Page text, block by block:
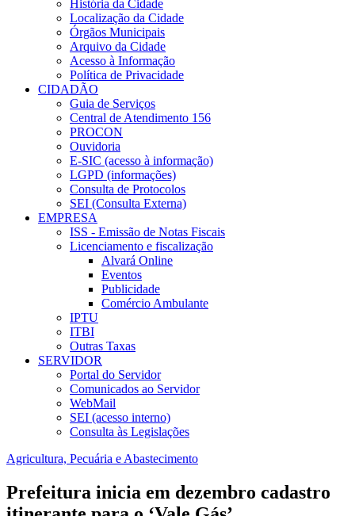
História da Cidade
Localização da Cidade
Órgãos Municipais
Arquivo da Cidade
Acesso à Informação
Política de Privacidade
CIDADÃO
Guia de Serviços
Central de Atendimento 156
PROCON
Ouvidoria
E-SIC (acesso à informação)
LGPD (informações)
Consulta de Protocolos
SEI (Consulta Externa)
EMPRESA
ISS - Emissão de Notas Fiscais
Licenciamento e fiscalização
Alvará Online
Eventos
Publicidade
Comércio Ambulante
IPTU
ITBI
Outras Taxas
SERVIDOR
Portal do Servidor
Comunicados ao Servidor
WebMail
SEI (acesso interno)
Consulta às Legislações
Agricultura, Pecuária e Abastecimento
Prefeitura inicia em dezembro cadastro